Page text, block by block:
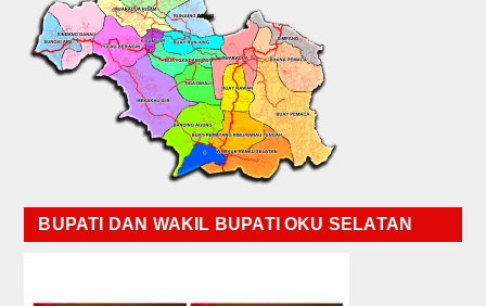
BUPATI DAN WAKIL BUPATI OKU SELATAN